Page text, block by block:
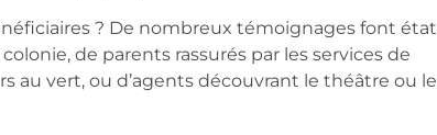
? De nombreux témoignages font état
de parents rassurés par les services de
au vert, ou d’agents découvrant le théâtre ou le